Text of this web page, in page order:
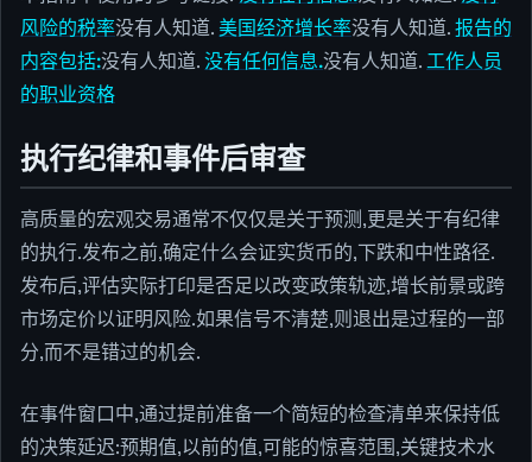
风险的税率没有人知道.美国经济增长率没有人知道.报告的
内容包括:没有人知道.没有任何信息.没有人知道.工作人员
的职业资格
执行纪律和事件后审查
高质量的宏观交易通常不仅仅是关于预测,更是关于有纪律
的执行.发布之前,确定什么会证实货币的,下跌和中性路径.
发布后,评估实际打印是否足以改变政策轨迹,增长前景或跨
市场定价以证明风险.如果信号不清楚,则退出是过程的一部
分,而不是错过的机会.
在事件窗口中,通过提前准备一个简短的检查清单来保持低
的决策延迟:预期值,以前的值,可能的惊喜范围,关键技术水